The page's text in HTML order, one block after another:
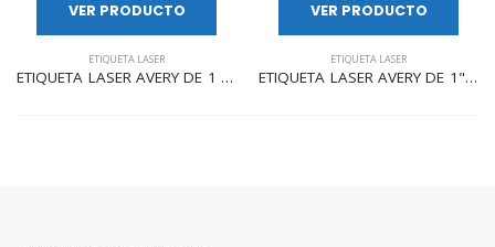
VER PRODUCTO
ETIQUETA LASER
ETIQUETA LASER AVERY DE 1 1/3" X 4"" C/100 HJS 1400 ETI 5162"
VER PRODUCTO
ETIQUETA LASER
ETIQUETA LASER AVERY DE 1" X 2 5/8"" TRANSPARENTE 1500 5660"